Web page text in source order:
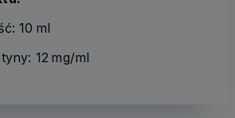
10 ml
12 mg/ml